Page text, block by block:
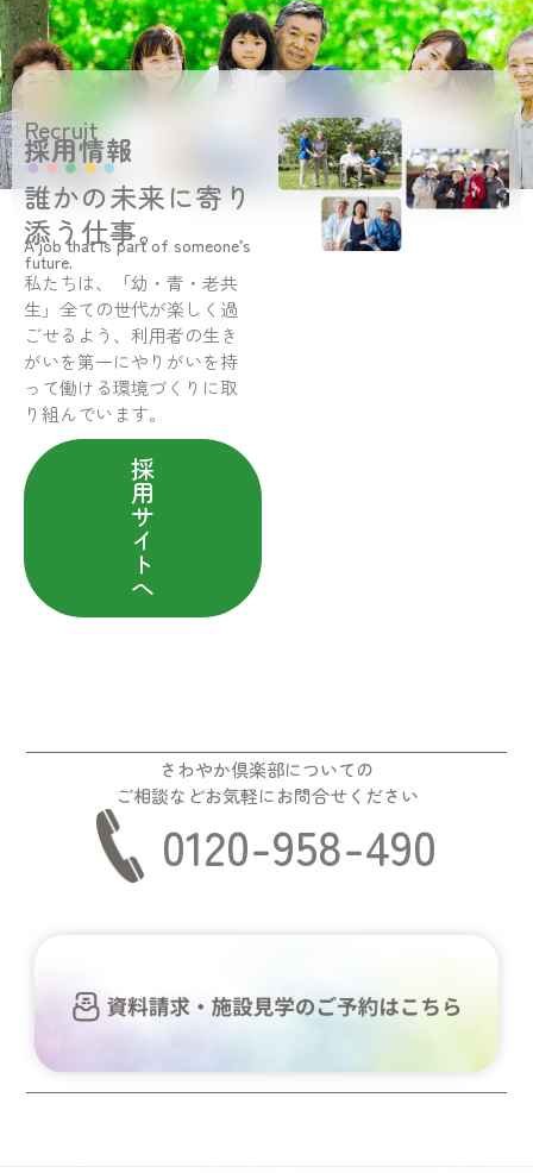
Recruit
採用情報
誰かの未来に寄り
添う仕事。
A job that is part of someone’s
future.
私たちは、「幼・青・老共
生」全ての世代が楽しく過
ごせるよう、利用者の生き
がいを第一にやりがいを持
って働ける環境づくりに取
り組んでいます。
採
用
サ
イ
ト
へ
さわやか倶楽部についての
ご相談などお気軽にお問合せください
0120-958-490